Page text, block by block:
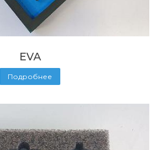
EVA
Подробнее